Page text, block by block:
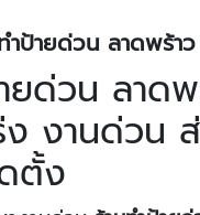
ำป้ายด่วน ลาดพร้าว
ยด่วน ลาด
ง งานด่วน
ตั้ง